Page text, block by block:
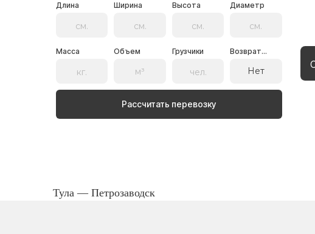
Длина Ширина Высота Диаметр
Масса Объем Грузчики Возврат...
Нет
Рассчитать перевозку
Тула — Петрозаводск